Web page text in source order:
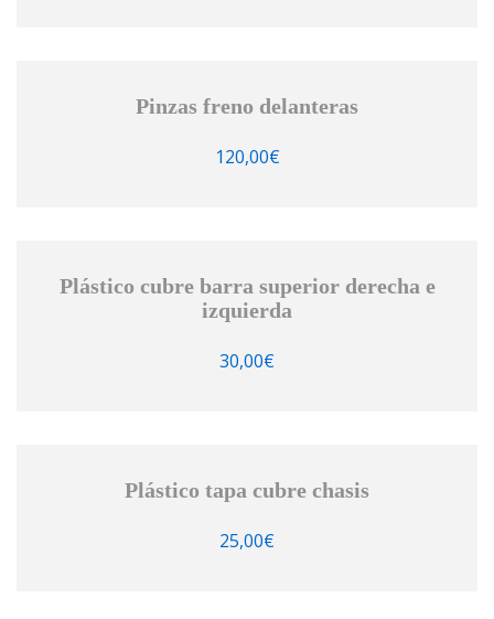
Pinzas freno delanteras
120,00€
Plástico cubre barra superior derecha e
izquierda
30,00€
Plástico tapa cubre chasis
25,00€